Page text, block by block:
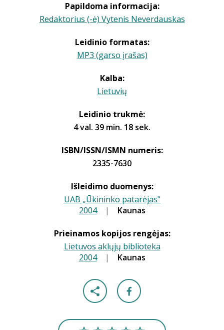
Papildoma informacija:
Redaktorius (-ė) Vytenis Neverdauskas
Leidinio formatas:
MP3 (garso įrašas)
Kalba:
Lietuvių
Leidinio trukmė:
4 val. 39 min. 18 sek.
ISBN/ISSN/ISMN numeris:
2335-7630
Išleidimo duomenys:
UAB „Ūkininko patarėjas"
2004 | Kaunas
Prieinamos kopijos rengėjas:
Lietuvos aklųjų biblioteka
2004 | Kaunas